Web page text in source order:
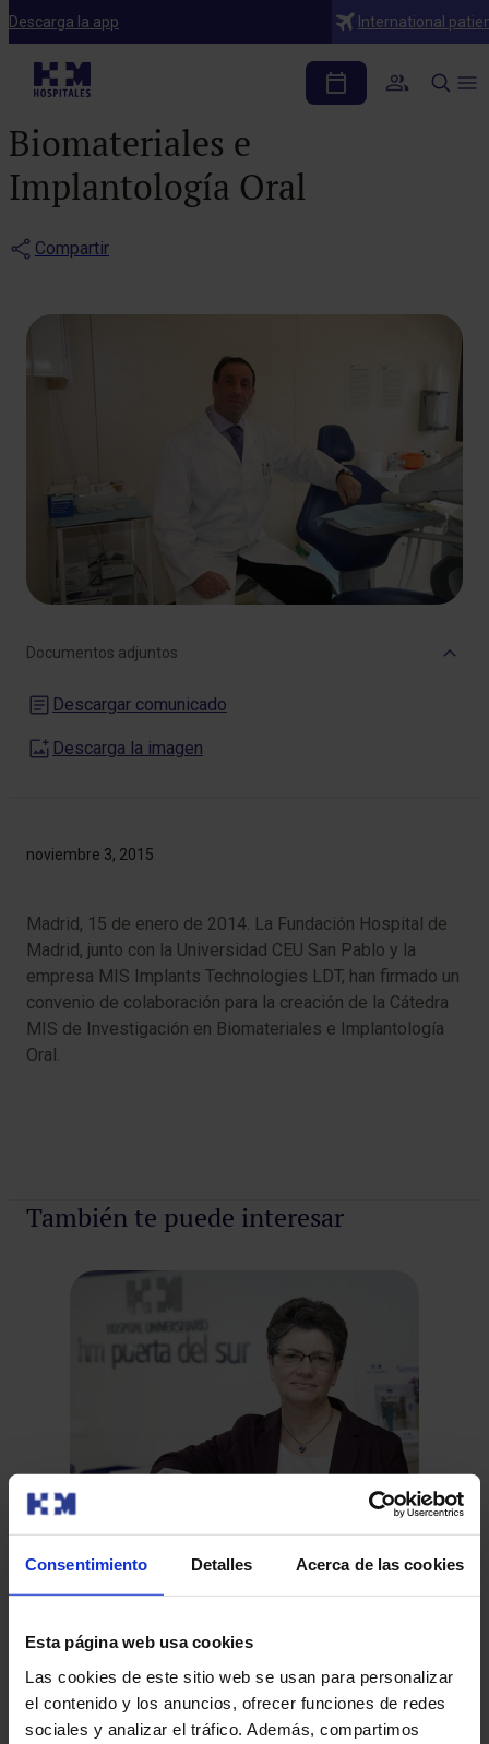
Consentimiento Detalles Acerca de las cookies
Esta página web usa cookies
Las cookies de este sitio web se usan para personalizar
el contenido y los anuncios, ofrecer funciones de redes
sociales y analizar el tráfico. Además, compartimos
Descarga la app International
Notas de prensa
Nace la cátedra MIS de
Investigación en
Biomateriales e
Implantología Oral
Compartir
noviembre 3, 2015
Madrid, 15 de enero de 2014. La Fundación Hospital de
Madrid, junto con la Universidad CEU San Pablo y la
empresa MIS Implants Technologies LDT, han firmado un
convenio de colaboración para la creación de la Cátedra
MIS de Investigación en Biomateriales e Implantología
Oral.
Documentos adjuntos
Descargar comunicado
Descarga la imagen
También te puede interesar
una cantidad de tumor similar a la cirugía sin
VAB en sus siglas en inglés) es una técnica no quirúrgica
en la qu…